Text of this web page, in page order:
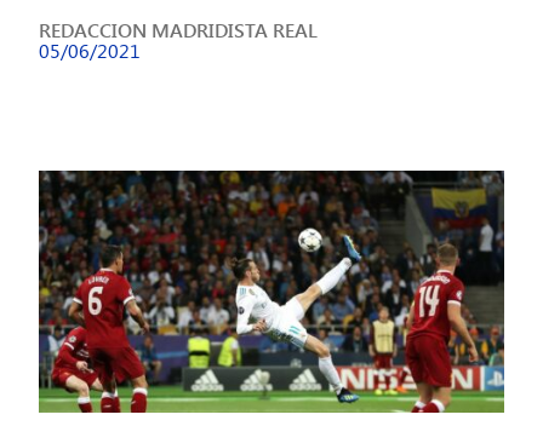
mundo […]
REDACCION MADRIDISTA REAL
05/06/2021